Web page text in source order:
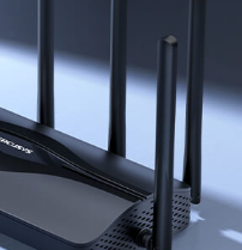
celou domácnost,
při přechodu
sítě nebyla s